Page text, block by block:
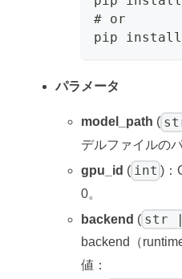
# or
pip install
パラメータ
model_path (
デルファイルのパ
gpu_id ( int )：
0。
backend ( str |
backend（
値：